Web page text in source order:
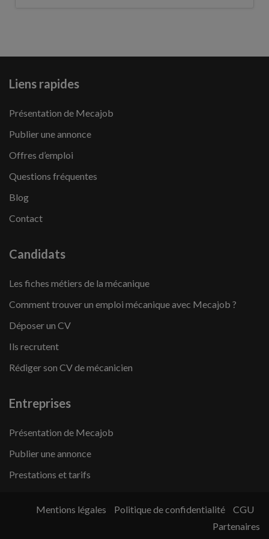
Liens rapides
Présentation de Mecajob
Publier une annonce
Offres d’emploi
Questions fréquentes
Blog
Contact
Candidats
Les fiches métiers de la mécanique
Comment trouver un emploi mécanique avec Mecajob ?
Déposer un CV
Ils recrutent
Rédiger son CV de mécanicien
Entreprises
Présentation de Mecajob
Publier une annonce
Prestations et tarifs
Mentions légales Politique de confidentialité
CGU
Partenaires